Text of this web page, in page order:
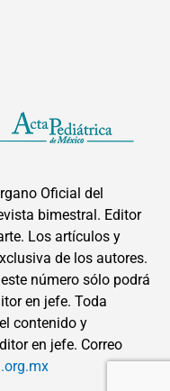
Oficial del
bimestral. Editor
Los artículos y
de los autores.
número sólo podrá
en jefe. Toda
contenido y
en jefe. Correo